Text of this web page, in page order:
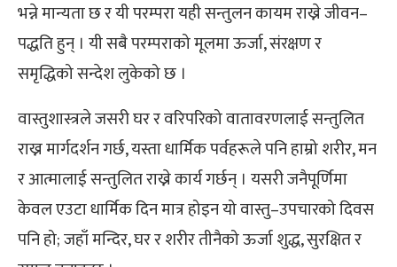
भन्ने मान्यता छ र यी परम्परा यही सन्तुलन कायम राख्ने जीवन–
पद्धति हुन् । यी सबै परम्पराको मूलमा ऊर्जा, संरक्षण र
समृद्धिको सन्देश लुकेको छ ।
वास्तुशास्त्रले जसरी घर र वरिपरिको वातावरणलाई सन्तुलित
राख्न मार्गदर्शन गर्छ, यस्ता धार्मिक पर्वहरूले पनि हाम्रो शरीर, मन
र आत्मालाई सन्तुलित राख्ने कार्य गर्छन् । यसरी जनैपूर्णिमा
केवल एउटा धार्मिक दिन मात्र होइन यो वास्तु–उपचारको दिवस
पनि हो; जहाँ मन्दिर, घर र शरीर तीनैको ऊर्जा शुद्ध, सुरक्षित र